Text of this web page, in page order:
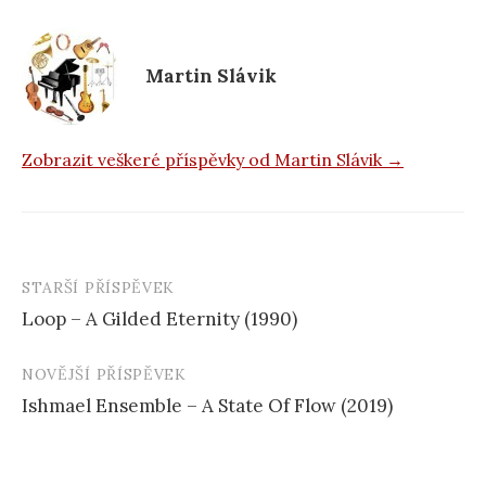
o
k Martin Slávik
Zobrazit veškeré příspěvky od Martin Slávik →
Navigace
příspěvku
STARŠÍ PŘÍSPĚVEK
Loop – A Gilded Eternity (1990)
NOVĚJŠÍ PŘÍSPĚVEK
Ishmael Ensemble – A State Of Flow (2019)